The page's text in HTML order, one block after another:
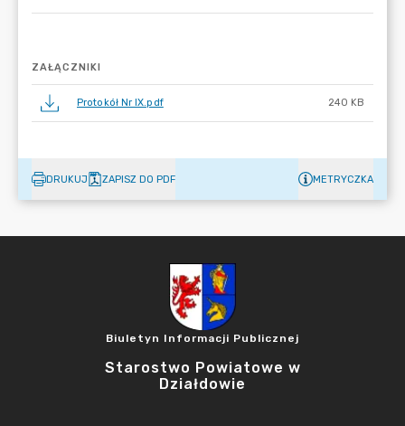
ZAŁĄCZNIKI
Protokół Nr IX.pdf 240 KB
DRUKUJ ZAPISZ DO PDF METRYCZKA
Biuletyn Informacji Publicznej
Starostwo Powiatowe w
Działdowie